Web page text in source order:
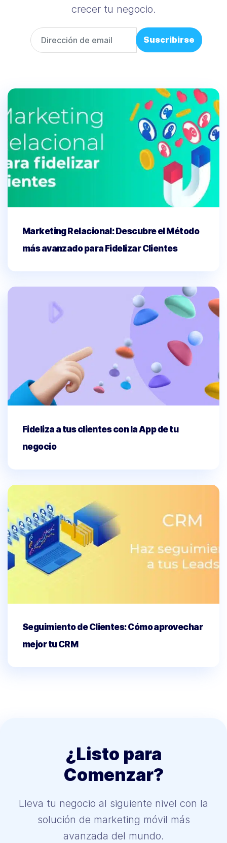
crecer tu negocio.
Marketing Relacional: Descubre el Método
más avanzado para Fidelizar Clientes
Fideliza a tus clientes con la App de tu
negocio
Seguimiento de Clientes: Cómo aprovechar
mejor tu CRM
¿Listo para
Comenzar?
Lleva tu negocio al siguiente nivel con la
solución de marketing móvil más
avanzada del mundo.